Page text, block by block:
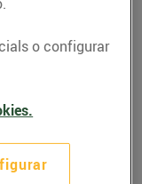
o configurar